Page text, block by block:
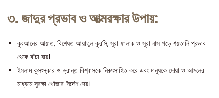
৩. জাদুর প্রভাব ও আত্মরক্ষার উপায়:
কুরআনের আয়াত, বিশেষত আয়াতুল কুরসি, সূরা ফালাক ও সূরা নাস পড়ে শয়তানি প্রভাব
থেকে বাঁচা যায়।
ইসলাম কুসংস্কার ও ভ্রান্ত বিশ্বাসকে নিরুৎসাহিত করে এবং মানুষকে দোয়া ও আমলের
মাধ্যমে সুরক্ষা খোঁজার নির্দেশ দেয়।